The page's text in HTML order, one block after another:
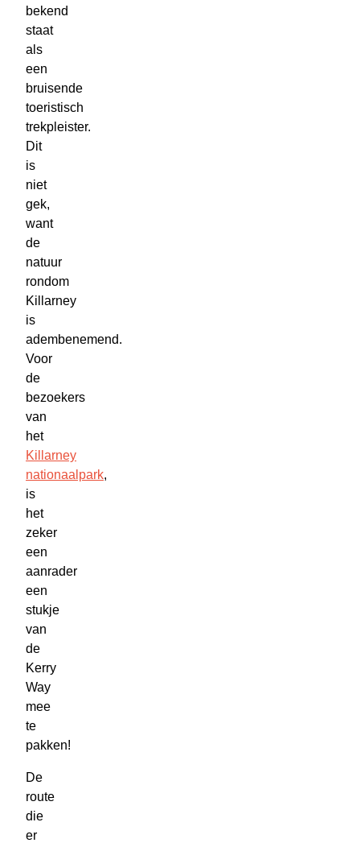
bekend
staat
als
een
bruisende
toeristisch
trekpleister.
Dit
is
niet
gek,
want
de
natuur
rondom
Killarney
is
adembenemend.
Voor
de
bezoekers
van
het
Killarney
nationaalpark,
is
het
zeker
een
aanrader
een
stukje
van
de
Kerry
Way
mee
te
pakken!
De
route
die
er